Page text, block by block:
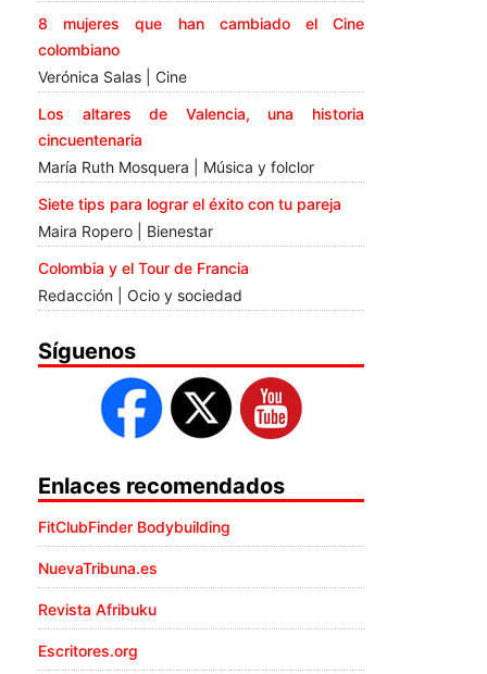
8 mujeres que han cambiado el Cine
colombiano
Verónica Salas | Cine
Los altares de Valencia, una historia
cincuentenaria
María Ruth Mosquera | Música y folclor
Siete tips para lograr el éxito con tu pareja
Maira Ropero | Bienestar
Colombia y el Tour de Francia
Redacción | Ocio y sociedad
Síguenos
Enlaces recomendados
FitClubFinder Bodybuilding
NuevaTribuna.es
Revista Afribuku
Escritores.org